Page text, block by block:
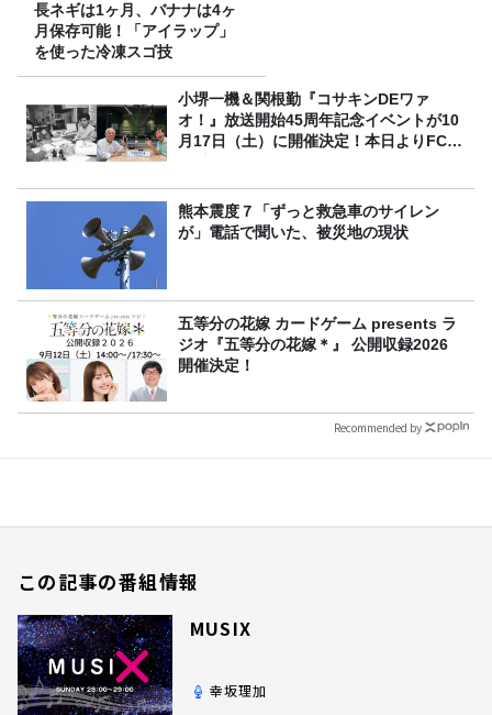
長ネギは1ヶ月、バナナは4ヶ
月保存可能！「アイラップ」
を使った冷凍スゴ技
小堺一機＆関根勤『コサキンDEワァ
オ！』放送開始45周年記念イベントが10
月17日（土）に開催決定！本日よりFC先
熊本震度７「ずっと救急車のサイレン
が」電話で聞いた、被災地の現状
五等分の花嫁 カードゲーム presents ラ
ジオ『五等分の花嫁＊』 公開収録2026
開催決定！
Recommended by
この記事の番組情報
MUSIX
幸坂理加